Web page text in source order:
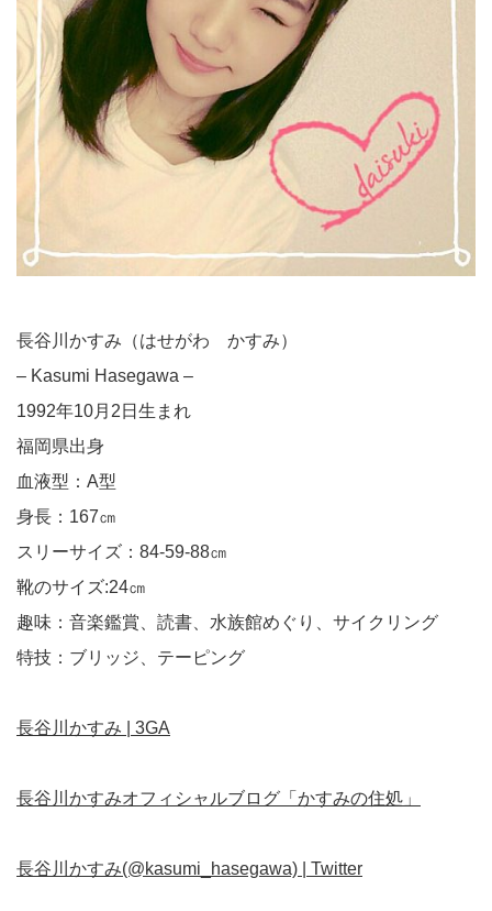
長谷川かすみ（はせがわ かすみ）
– Kasumi Hasegawa –
1992年10月2日生まれ
福岡県出身
血液型：A型
身長：167㎝
スリーサイズ：84-59-88㎝
靴のサイズ:24㎝
趣味：音楽鑑賞、読書、水族館めぐり、サイクリング
特技：ブリッジ、テーピング
長谷川かすみ | 3GA
長谷川かすみオフィシャルブログ「かすみの住処」
長谷川かすみ(@kasumi_hasegawa) | Twitter